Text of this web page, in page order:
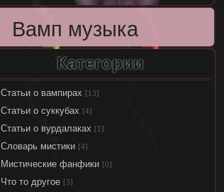
Вамп музыка
Категории
Статьи о вампирах [13]
Статьи о суккубах [4]
Статьи о вурдалаках [1]
Словарь мистики [4]
Мистические фанфики [0]
Что то другое [3]